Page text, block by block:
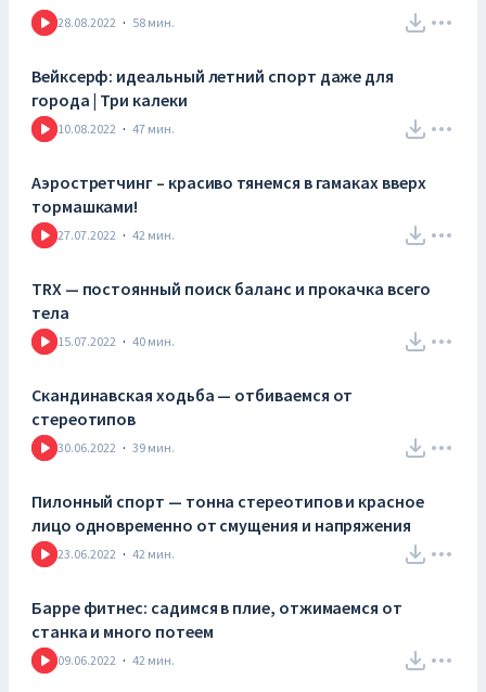
28.08.2022 · 58 мин.
Вейксерф: идеальный летний спорт даже для
города | Три калеки
10.08.2022 · 47 мин.
Аэростретчинг – красиво тянемся в гамаках вверх
тормашками!
27.07.2022 · 42 мин.
TRX — постоянный поиск баланс и прокачка всего
тела
15.07.2022 · 40 мин.
Скандинавская ходьба — отбиваемся от
стереотипов
30.06.2022 · 39 мин.
Пилонный спорт — тонна стереотипов и красное
лицо одновременно от смущения и напряжения
23.06.2022 · 42 мин.
Барре фитнес: садимся в плие, отжимаемся от
станка и много потеем
09.06.2022 · 42 мин.